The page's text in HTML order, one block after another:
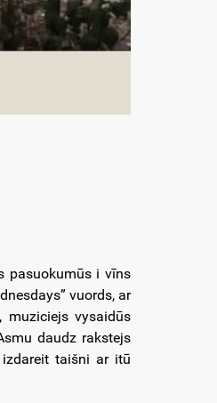
pasuokumūs i vīns
vuords, ar
muziciejs vysaidūs
daudz rakstejs
taišni ar itū